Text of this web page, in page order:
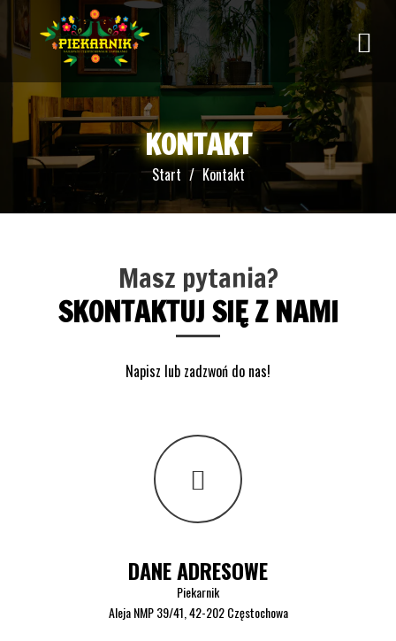
KONTAKT
Start Kontakt
Masz pytania?
SKONTAKTUJ SIĘ Z NAMI
Napisz lub zadzwoń do nas!
DANE ADRESOWE
Piekarnik
Aleja NMP 39/41, 42-202 Częstochowa